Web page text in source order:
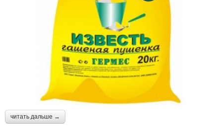
читать дальше →